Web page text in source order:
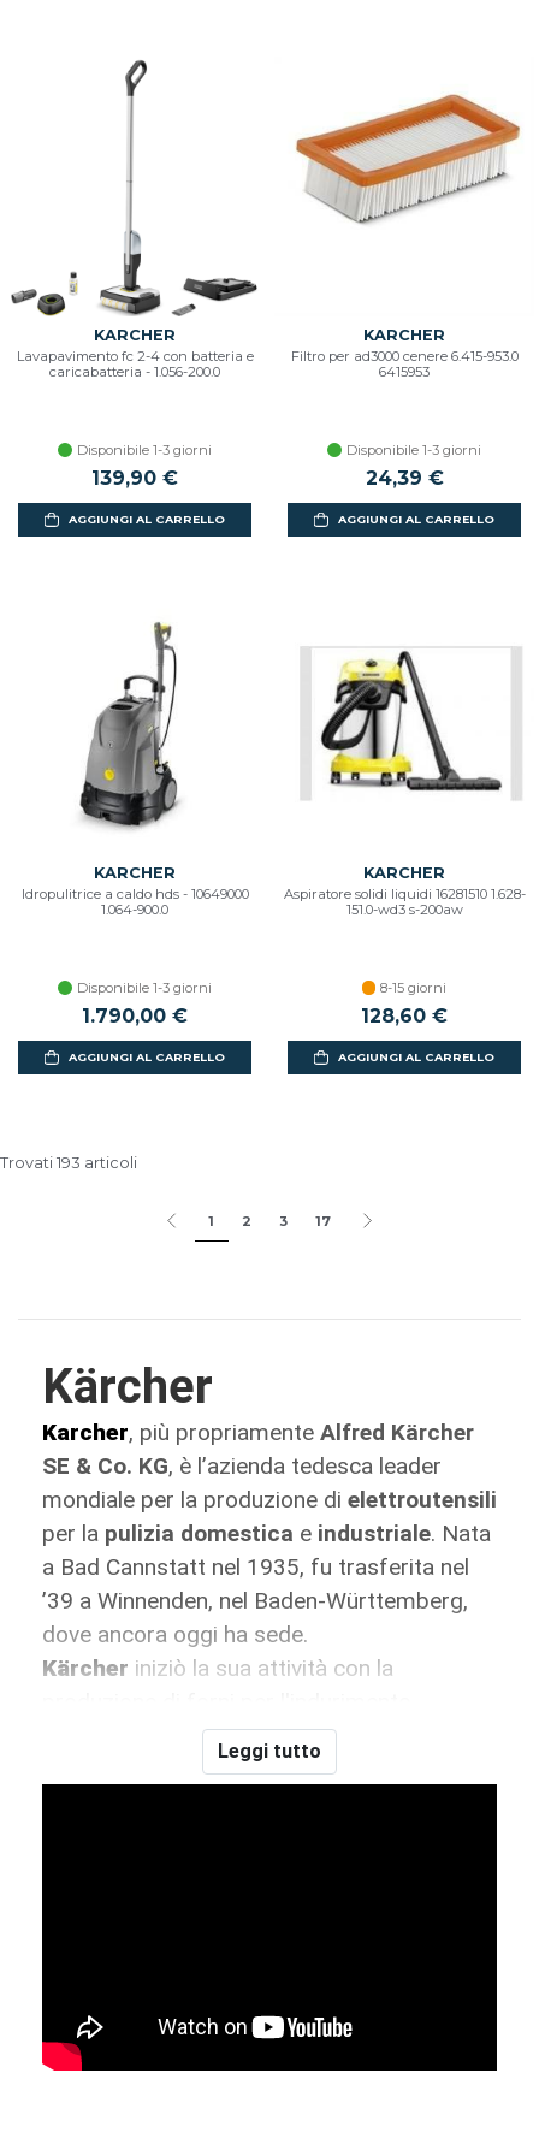
KARCHER
Lavapavimento fc 2-4 con batteria e
caricabatteria - 1.056-200.0
Disponibile 1-3 giorni
139,90 €
AGGIUNGI AL CARRELLO
KARCHER
Filtro per ad3000 cenere 6.415-953.0
6415953
Disponibile 1-3 giorni
24,39 €
AGGIUNGI AL CARRELLO
KARCHER
Idropulitrice a caldo hds - 10649000
1.064-900.0
Disponibile 1-3 giorni
1.790,00 €
AGGIUNGI AL CARRELLO
KARCHER
Aspiratore solidi liquidi 16281510 1.628-
151.0-wd3 s-200aw
8-15 giorni
128,60 €
AGGIUNGI AL CARRELLO
Trovati 193 articoli
1 2 3 17
Kärcher
Karcher, più propriamente Alfred Kärcher
SE & Co. KG, è l’azienda tedesca leader
mondiale per la produzione di elettroutensili
per la pulizia domestica e industriale. Nata
a Bad Cannstatt nel 1935, fu trasferita nel
’39 a Winnenden, nel Baden-Württemberg,
dove ancora oggi ha sede.
Kärcher iniziò la sua attività con la
dell'acciaio, poi riscaldatori ad immersione e
forni a induzione per l’industria, in seguito
divennero i modelli su cui si svilupparono le
successive idropulitriciKärcher. Dal allora la
Leggi tutto